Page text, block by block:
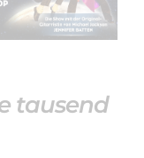
tausend